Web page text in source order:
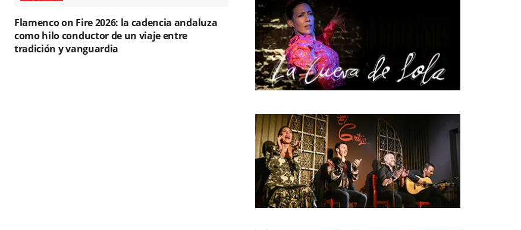
Flamenco on Fire 2026: la cadencia andaluza
como hilo conductor de un viaje entre
tradición y vanguardia